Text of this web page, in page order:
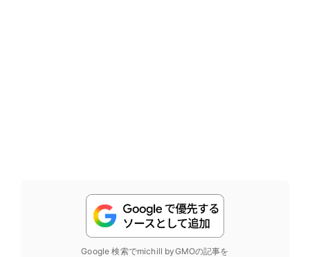
Google 検索でmichill byGMOの記事を